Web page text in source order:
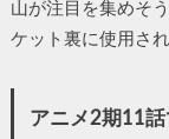
山が注目を集めそ
ケット裏に使用さ
アニメ2期11